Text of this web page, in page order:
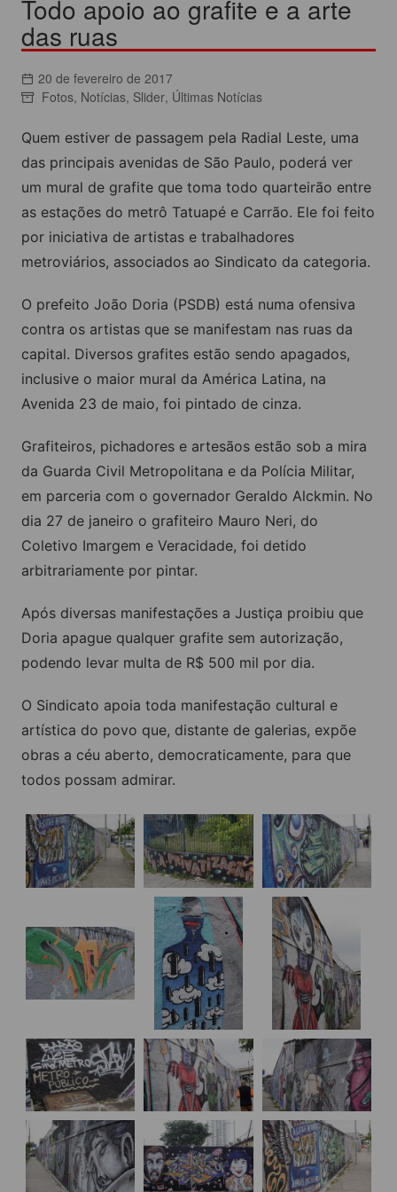
Todo apoio ao grafite e a arte
das ruas
20 de fevereiro de 2017
Fotos, Notícias, Slider, Últimas Notícias
Quem estiver de passagem pela Radial Leste, uma
das principais avenidas de São Paulo, poderá ver
um mural de grafite que toma todo quarteirão entre
as estações do metrô Tatuapé e Carrão. Ele foi feito
por iniciativa de artistas e trabalhadores
metroviários, associados ao Sindicato da categoria.
O prefeito João Doria (PSDB) está numa ofensiva
contra os artistas que se manifestam nas ruas da
capital. Diversos grafites estão sendo apagados,
inclusive o maior mural da América Latina, na
Avenida 23 de maio, foi pintado de cinza.
Grafiteiros, pichadores e artesãos estão sob a mira
da Guarda Civil Metropolitana e da Polícia Militar,
em parceria com o governador Geraldo Alckmin. No
dia 27 de janeiro o grafiteiro Mauro Neri, do
Coletivo Imargem e Veracidade, foi detido
arbitrariamente por pintar.
Após diversas manifestações a Justiça proibiu que
Doria apague qualquer grafite sem autorização,
podendo levar multa de R$ 500 mil por dia.
O Sindicato apoia toda manifestação cultural e
artística do povo que, distante de galerias, expõe
obras a céu aberto, democraticamente, para que
todos possam admirar.